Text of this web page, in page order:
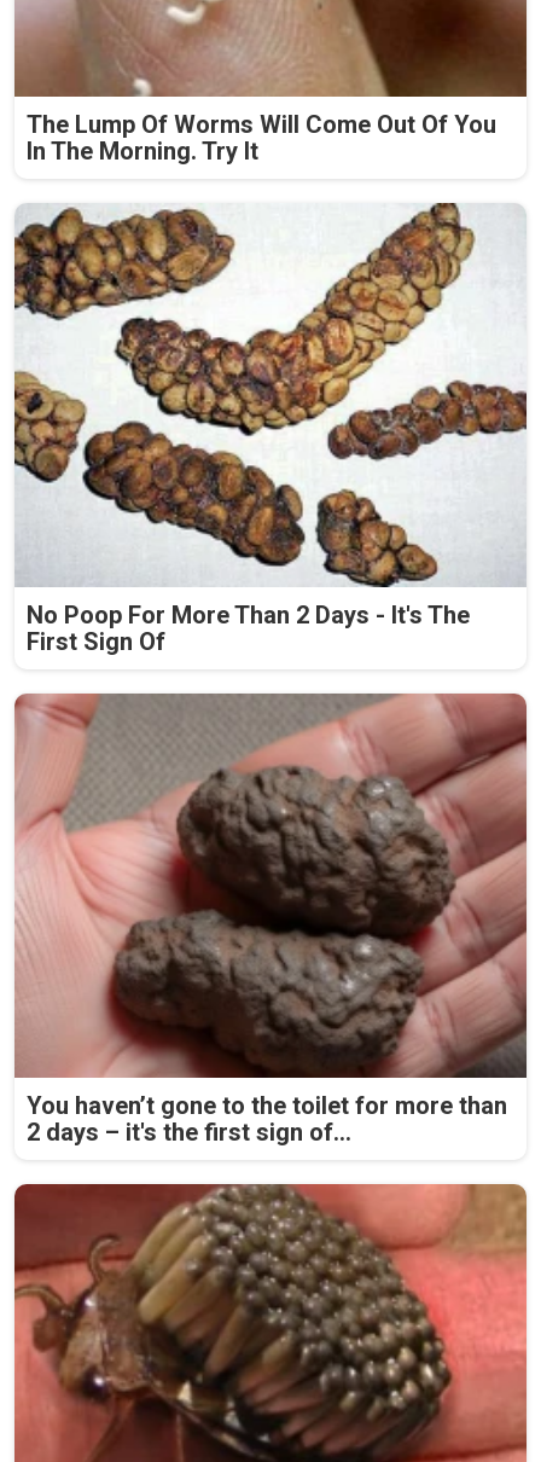
The Lump Of Worms Will Come Out Of You
In The Morning. Try It
No Poop For More Than 2 Days - It's The
First Sign Of
You haven’t gone to the toilet for more than
2 days – it's the first sign of...